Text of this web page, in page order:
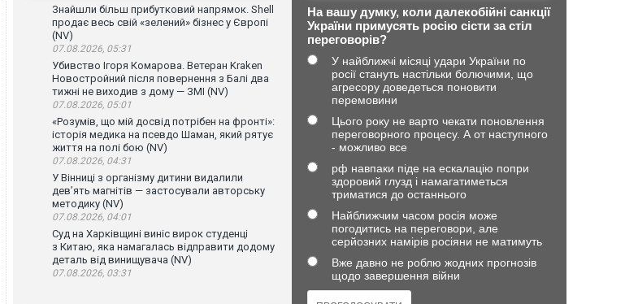
Знайшли більш прибутковий напрямок. Shell
продає весь свій «зелений» бізнес у Європі
(NV)
07.08.2026, 05:31
Убивство Ігоря Комарова. Ветеран Kraken
Новостройний після повернення з Балі два
тижні не виходив з дому — ЗМІ (NV)
07.08.2026, 05:01
«Розумів, що мій досвід потрібен на фронті»:
історія медика на псевдо Шаман, який рятує
життя на полі бою (NV)
07.08.2026, 04:31
У Вінниці з організму дитини видалили
дев’ять магнітів — застосували авторську
методику (NV)
07.08.2026, 04:01
Суд на Харківщині виніс вирок студенці
з Китаю, яка намагалась відправити додому
деталь від винищувача (NV)
07.08.2026, 03:31
На вашу думку, коли далекобійні санкції
України примусять росію сісти за стіл
переговорів?
У найближчі місяці удари України по
росії стануть настільки болючими, що
агресору доведеться поновити
перемовини
Цього року не варто чекати поновлення
переговорного процесу. А от наступного
- можливо все
рф навпаки піде на ескалацію попри
здоровий глузд і намагатиметься
триматися до останнього
Найближчим часом росія може
погодитись на переговори, але
серйозних намірів росіяни не матимуть
Вже давно не роблю жодних прогнозів
щодо завершення війни